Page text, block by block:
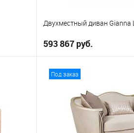
Двухместный диван Gianna
593 867 руб.
В избранное
Под заказ